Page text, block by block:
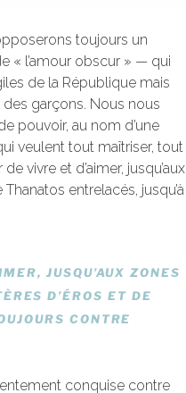
toujours un
« l’amour obscur » — qui
de la République mais
garçons. Nous nous
pouvoir, au nom d’une
veulent tout maîtriser, tout
vivre et d’aimer, jusqu’aux
entrelacés, jusqu’à
JUSQU’AUX ZONES
D’ÉROS ET DE
CONTRE
conquise contre